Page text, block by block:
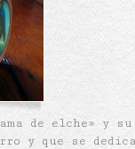
de elche» y
y que se